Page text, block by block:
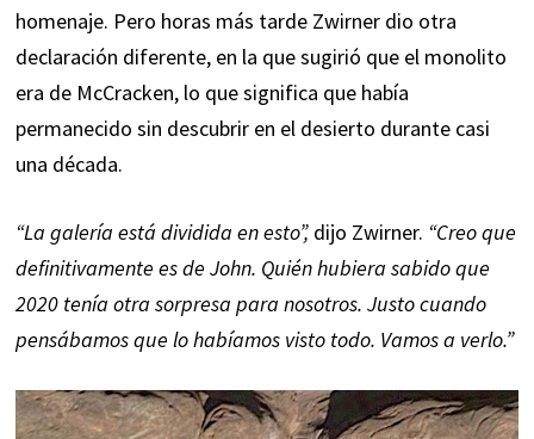
homenaje. Pero horas más tarde Zwirner dio otra
declaración diferente, en la que sugirió que el monolito
era de McCracken, lo que significa que había
permanecido sin descubrir en el desierto durante casi
una década.
“La galería está dividida en esto”,dijo Zwirner. “Creo que
definitivamente es de John. Quién hubiera sabido que
2020 tenía otra sorpresa para nosotros. Justo cuando
pensábamos que lo habíamos visto todo. Vamos a verlo.”